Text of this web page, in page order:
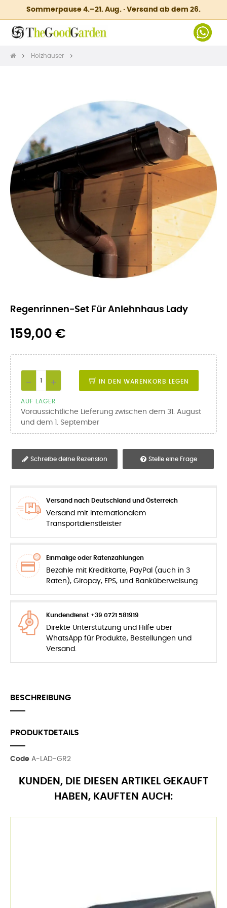
Sommerpause 4.–21. Aug. · Versand ab dem 26.
Holzhäuser
Regenrinnen-Set Für Anlehnhaus Lady
159,00 €
IN DEN WARENKORB LEGEN
AUF LAGER
Voraussichtliche Lieferung zwischen dem 31. August
und dem 1. September
Schreibe deine Rezension Stelle eine Frage
Versand nach Deutschland und Österreich
Versand mit internationalem
Transportdienstleister
Einmalige oder Ratenzahlungen
Bezahle mit Kreditkarte, PayPal (auch in 3
Raten), Giropay, EPS, und Banküberweisung
Kundendienst +39 0721 581919
Direkte Unterstützung und Hilfe über
WhatsApp für Produkte, Bestellungen und
Versand.
BESCHREIBUNG
PRODUKTDETAILS
Code A-LAD-GR2
KUNDEN, DIE DIESEN ARTIKEL GEKAUFT
HABEN, KAUFTEN AUCH: